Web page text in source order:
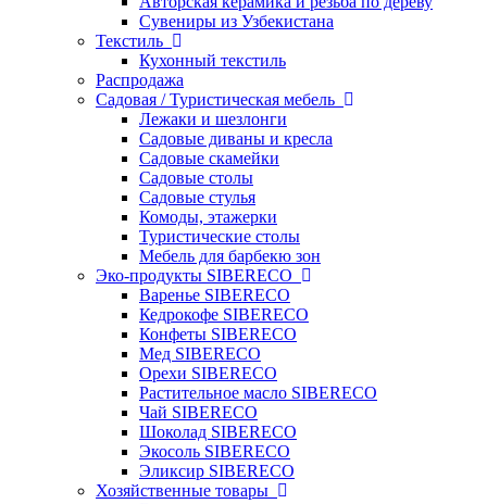
Сувениры из Узбекистана
Текстиль
Кухонный текстиль
Распродажа
Садовая / Туристическая мебель
Лежаки и шезлонги
Садовые диваны и кресла
Садовые скамейки
Садовые столы
Садовые стулья
Комоды, этажерки
Туристические столы
Мебель для барбекю зон
Эко-продукты SIBERECO
Варенье SIBERECO
Кедрокофе SIBERECO
Конфеты SIBERECO
Мед SIBERECO
Орехи SIBERECO
Растительное масло SIBERECO
Чай SIBERECO
Шоколад SIBERECO
Экосоль SIBERECO
Эликсир SIBERECO
Хозяйственные товары